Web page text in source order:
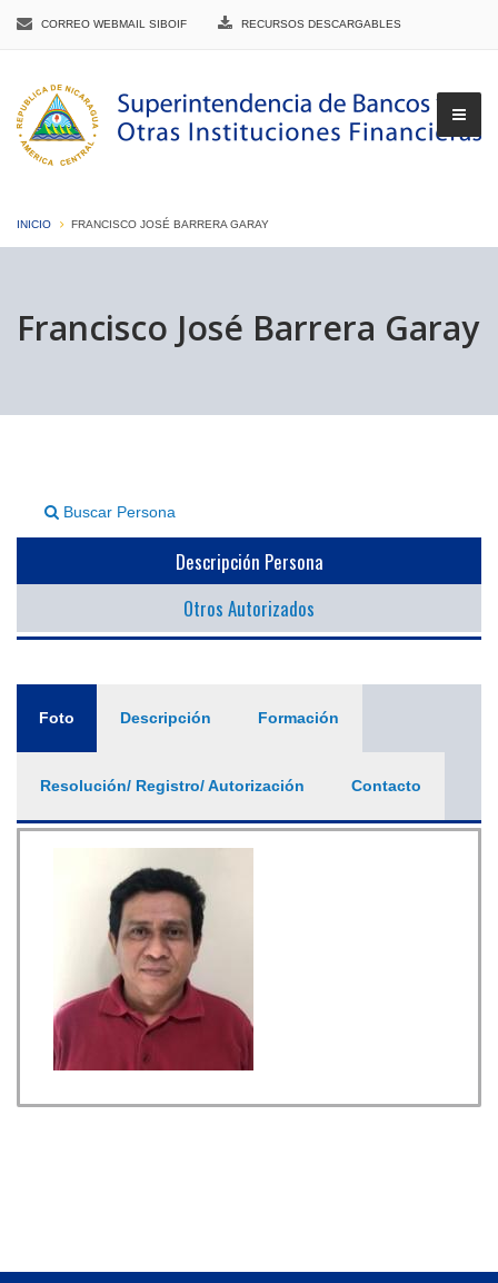
CORREO WEBMAIL SIBOIF RECURSOS DESCARGABLES
INICIO FRANCISCO JOSÉ BARRERA GARAY
Francisco José Barrera Garay
Buscar Persona
Descripción Persona
Otros Autorizados
Foto (solapaDescripción Formación
Resolución/ Registro/ Autorización Contacto